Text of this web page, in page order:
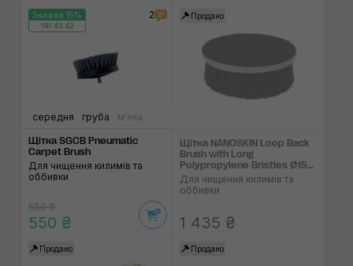
Знижка 15%
191:43:42
2
середня груба м'яка
Щітка SGCB Pneumatic
Carpet Brush
Для чищення килимів та
оббивки
650 ₴
550 ₴
Продано
Щітка NANOSKIN Loop Back
Brush with Long
Polypropylene Bristles Ø150
mm
Для чищення килимів та
оббивки
1 435 ₴
Продано Продано